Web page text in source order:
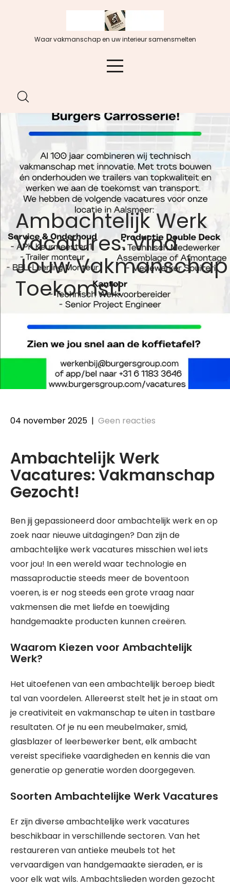
Waar vakmanschap en uw interieur samensmelten
Ambachtelijk Werk
Vacatures: Vind
Jouw Vakmanschap
Toekomst!
04 november 2025 | Geen reacties
Ambachtelijk Werk
Vacatures: Vakmanschap
Gezocht!
Ben jij gepassioneerd door ambachtelijk werk en op
zoek naar nieuwe uitdagingen? Dan zijn de
ambachtelijke werk vacatures misschien wel iets
voor jou! In een wereld waar technologie en
massaproductie steeds meer de boventoon
voeren, is er nog steeds een grote vraag naar
vakmensen die met liefde en toewijding
handgemaakte producten kunnen creëren.
Waarom Kiezen voor Ambachtelijk
Werk?
Het uitoefenen van een ambachtelijk beroep biedt
tal van voordelen. Allereerst stelt het je in staat om
je creativiteit en vakmanschap te uiten in tastbare
resultaten. Of je nu een meubelmaker, smid,
glasblazer of leerbewerker bent, elk ambacht
vereist specifieke vaardigheden en kennis die van
generatie op generatie worden doorgegeven.
Soorten Ambachtelijke Werk Vacatures
Er zijn diverse ambachtelijke werk vacatures
beschikbaar in verschillende sectoren. Van het
restaureren van antieke meubels tot het
vervaardigen van handgemaakte sieraden, er is
voor elk wat wils. Ambachtslieden worden gezocht